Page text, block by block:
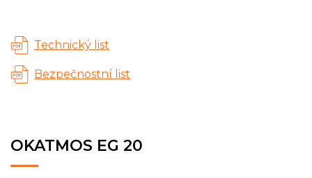
Technický list
Bezpečnostní list
OKATMOS EG 20